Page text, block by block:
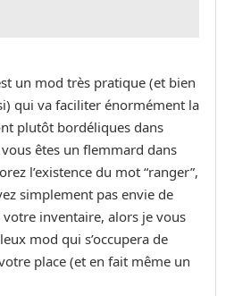
un mod très pratique (et bien
qui va faciliter énormément la
plutôt bordéliques dans
êtes un flemmard dans
l’existence du mot “ranger”,
simplement pas envie de
inventaire, alors je vous
mod qui s’occupera de
place (et en fait même un